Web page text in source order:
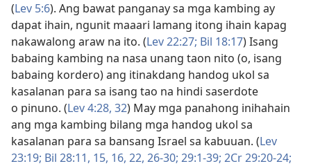
(Lev 5:6). Ang bawat panganay sa mga kambing ay
dapat ihain, ngunit maaari lamang itong ihain kapag
nakawalong araw na ito. (Lev 22:27; Bil 18:17) Isang
babaing kambing na nasa unang taon nito (o, isang
babaing kordero) ang itinakdang handog ukol sa
kasalanan para sa isang tao na hindi saserdote
o pinuno. (Lev 4:28, 32) May mga panahong inihahain
ang mga kambing bilang mga handog ukol sa
kasalanan para sa bansang Israel sa kabuuan. (Lev
23:19; Bil 28:11, 15, 16, 22, 26-30; 29:1-39; 2Cr 29:20-24;